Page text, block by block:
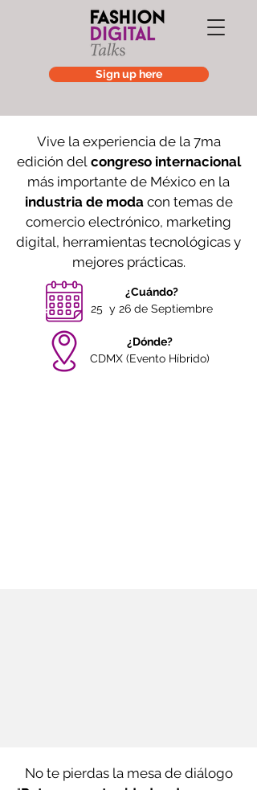
Sign up here
Vive la experiencia de la 7ma
edición del congreso internacional
más importante de México en la
industriade modacon temas de
comercio electrónico, marketing
digital, herramientas tecnológicas y
mejores prácticas.
¿Cuándo?
25 y 26 de Septiembre
¿Dónde?
CDMX (Evento Híbrido)
No te pierdas la mesa de diálogo